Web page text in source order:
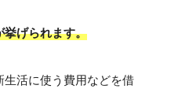
挙げられます。
活に使う費用などを借